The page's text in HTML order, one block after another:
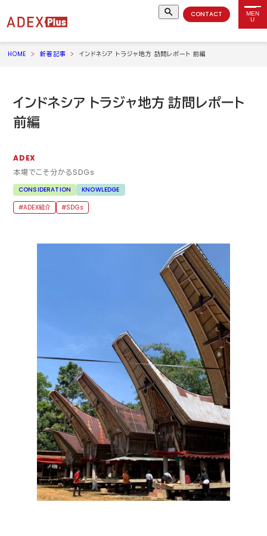
MEN
U
CONTACT
HOME 新着記事 インドネシア トラジャ地方 訪問レポート 前編
インドネシア トラジャ地方 訪問レポート
前編
ADEX
本場でこそ分かるSDGs
CONSIDERATION
KNOWLEDGE
ADEX紹介
SDGs